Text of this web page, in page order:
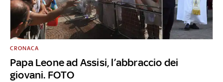
Papa Leone ad Assisi, l’abbraccio dei
giovani. FOTO
CRONACA